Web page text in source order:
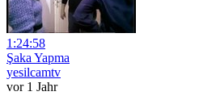
1:24:58
Şaka Yapma
yesilcamtv
vor 1 Jahr